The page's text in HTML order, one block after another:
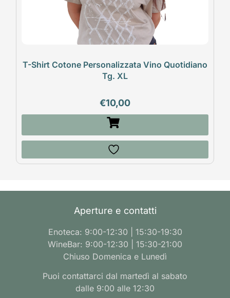
T-Shirt Cotone Personalizzata Vino Quotidiano
Tg. XL
€10,00
Aperture e contatti
Enoteca: 9:00-12:30 | 15:30-19:30
WineBar: 9:00-12:30 | 15:30-21:00
Chiuso Domenica e Lunedì
Puoi contattarci dal martedì al sabato
dalle 9:00 alle 12:30